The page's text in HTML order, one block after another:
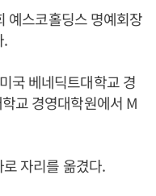
예스코홀딩스 명예회장
.
국 베네딕트대학교 경
교 경영대학원에서 M
자리를 옮겼다.